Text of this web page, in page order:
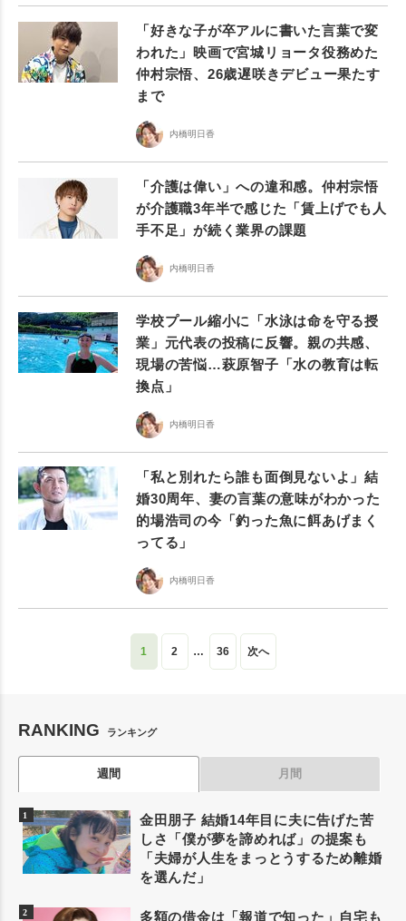
「好きな子が卒アルに書いた言葉で変
われた」映画で宮城リョータ役務めた
仲村宗悟、26歳遅咲きデビュー果たす
まで
内橋明日香
「介護は偉い」への違和感。仲村宗悟
が介護職3年半で感じた「賃上げでも人
手不足」が続く業界の課題
内橋明日香
学校プール縮小に「水泳は命を守る授
業」元代表の投稿に反響。親の共感、
現場の苦悩…萩原智子「水の教育は転
換点」
内橋明日香
「私と別れたら誰も面倒見ないよ」結
婚30周年、妻の言葉の意味がわかった
的場浩司の今「釣った魚に餌あげまく
ってる」
内橋明日香
1 2 … 36 次へ
RANKING ランキング
週間 月間
金田朋子 結婚14年目に夫に告げた苦
しさ「僕が夢を諦めれば」の提案も
「夫婦が人生をまっとうするため離婚
を選んだ」
多額の借金は「報道で知った」自宅も